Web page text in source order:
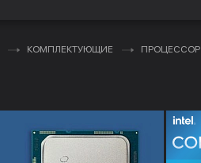
КОМПЛЕКТУЮЩИЕ ПРОЦЕССОР